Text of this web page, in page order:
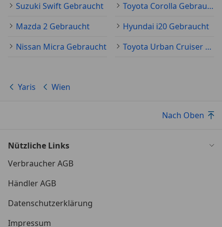
Suzuki Swift Gebraucht
Toyota Corolla Gebraucht
Mazda 2 Gebraucht
Hyundai i20 Gebraucht
Nissan Micra Gebraucht
Toyota Urban Cruiser Gebraucht
Yaris Wien
Nach Oben
Nützliche Links
Verbraucher AGB
Händler AGB
Datenschutzerklärung
Impressum